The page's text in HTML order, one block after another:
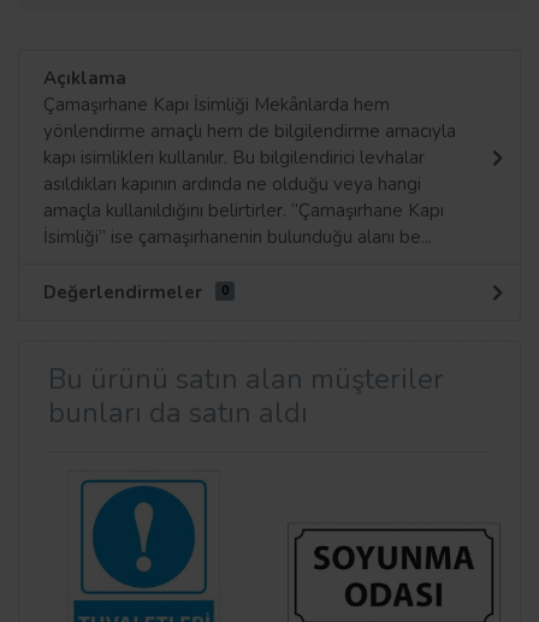
Açıklama
Çamaşırhane Kapı İsimliği Mekânlarda hem
yönlendirme amaçlı hem de bilgilendirme amacıyla
kapı isimlikleri kullanılır. Bu bilgilendirici levhalar
asıldıkları kapının ardında ne olduğu veya hangi
amaçla kullanıldığını belirtirler. ‘’Çamaşırhane Kapı
İsimliği’’ ise çamaşırhanenin bulunduğu alanı be...
Değerlendirmeler 0
Bu ürünü satın alan müşteriler
bunları da satın aldı